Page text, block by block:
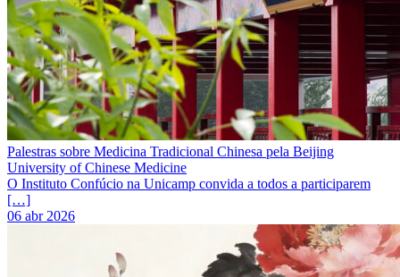
Palestras sobre Medicina Tradicional Chinesa pela Beijing
University of Chinese Medicine
O Instituto Confúcio na Unicamp convida a todos a participarem
[…]
06 abr 2026